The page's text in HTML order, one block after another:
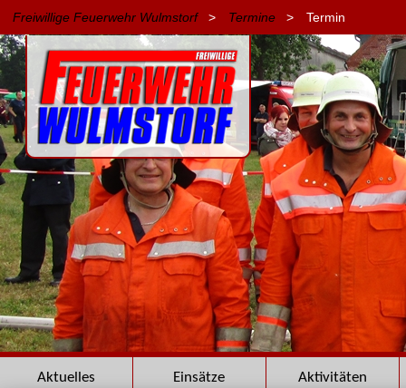
Freiwillige Feuerwehr Wulmstorf> Termine > Termin
NavigationAktuelles Einsätze Aktivitäten